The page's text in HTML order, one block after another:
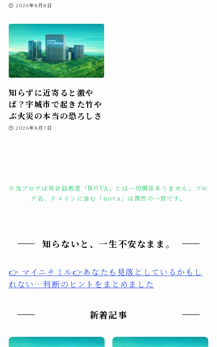
2026年8月8日
知らずに近寄ると激や
ば？宇城市で起きた竹や
ぶ火災の本当の恐ろしさ
2026年8月7日
※当ブログは英会話教室「NOVA」とは一切関係ありません。ブロ
グ名、ドメインに含む「nova」は偶然の一致です。
知らないと、一生不安なまま。
👉 マイニチミル👉あなたも見落としているかもし
れない…判断のヒントをまとめました
新着記事